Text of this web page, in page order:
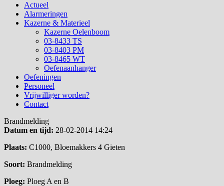
Actueel
Alarmeringen
Kazerne & Materieel
Kazerne Oelenboom
03-8433 TS
03-8403 PM
03-8465 WT
Oefenaanhanger
Oefeningen
Personeel
Vrijwilliger worden?
Contact
Brandmelding
Datum en tijd: 28-02-2014 14:24
Plaats: C1000, Bloemakkers 4 Gieten
Soort: Brandmelding
Ploeg: Ploeg A en B